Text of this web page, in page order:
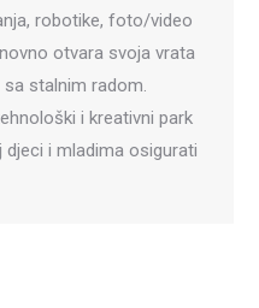
robotike, foto/video
otvara svoja vrata
stalnim radom.
i kreativni park
djeci i mladima osigurati